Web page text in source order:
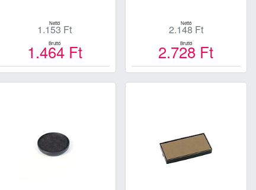
Nettó
1.153 Ft
Bruttó
1.464 Ft
Nettó
2.148 Ft
Bruttó
2.728 Ft